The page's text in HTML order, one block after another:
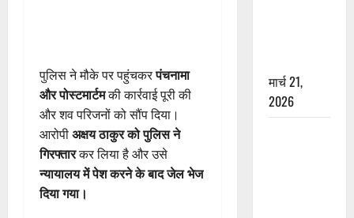
पुलिस ने मौके पर पहुंचकरपंचनामा
और पोस्टमार्टमकी कार्रवाई पूरी की
और शव परिजनों को सौंप दिया।
आरोपीअक्षय ठाकुर को पुलिस ने
गिरफ्तारकर लिया है और उसे
न्यायालय में पेश करने के बाद जेल भेज
दिया गया।
मार्च 21,
2026